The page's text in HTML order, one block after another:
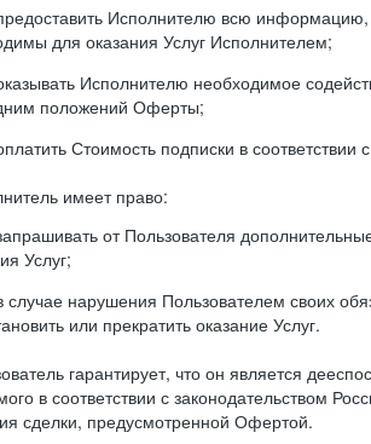
Исполнителю всю
для оказания Услуг Исполнителем;
Исполнителю необходимое
положений Оферты;
Стоимость подписки в
имеет право:
от Пользователя
Услуг;
случае нарушения Пользователем своих
или прекратить оказание Услуг.
гарантирует, что он является
в соответствии с законодательством
сделки, предусмотренной Офертой.